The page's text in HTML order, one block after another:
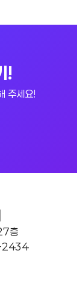
!
주세요!
층
2434